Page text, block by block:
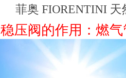
菲奥 FIORENTINI
稳压阀的作用：燃